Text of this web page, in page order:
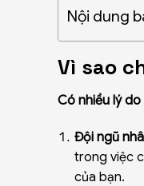
Nội dung
Vì sao
Có nhiều lý
Đội ngũ
trong việc
của bạn.